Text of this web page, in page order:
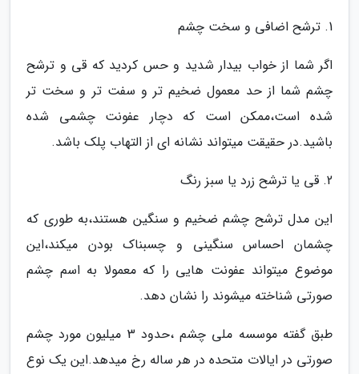
1. ترشح اضافی و سخت چشم
اگر شما از خواب بیدار شدید و حس کردید که قی و ترشح
چشم شما از حد معمول ضخیم تر و سفت تر و سخت تر
شده است،ممکن است که دچار عفونت چشمی شده
باشید.در حقیقت میتواند نشانه ای از التهاب پلک باشد.
2. قی یا ترشح زرد یا سبز رنگ
این مدل ترشح چشم ضخیم و سنگین هستند،به طوری که
چشمان احساس سنگینی و چسبناک بودن میکند،این
موضوع میتواند عفونت هایی را که معمولا به اسم چشم
صورتی شناخته میشوند را نشان دهد.
طبق گفته موسسه ملی چشم ،حدود 3 میلیون مورد چشم
صورتی در ایالات متحده در هر ساله رخ میدهد.این یک نوع